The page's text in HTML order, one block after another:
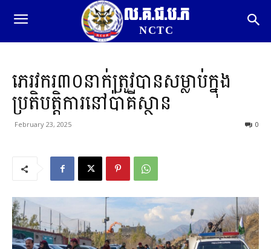
ល.គ.ជ.ប.ភ
NCTC
ភេរវករ៣០នាក់ត្រូវបានសម្លាប់ក្នុង
ប្រតិបត្តិការនៅប៉ាគីស្ថាន
February 23, 2025 0